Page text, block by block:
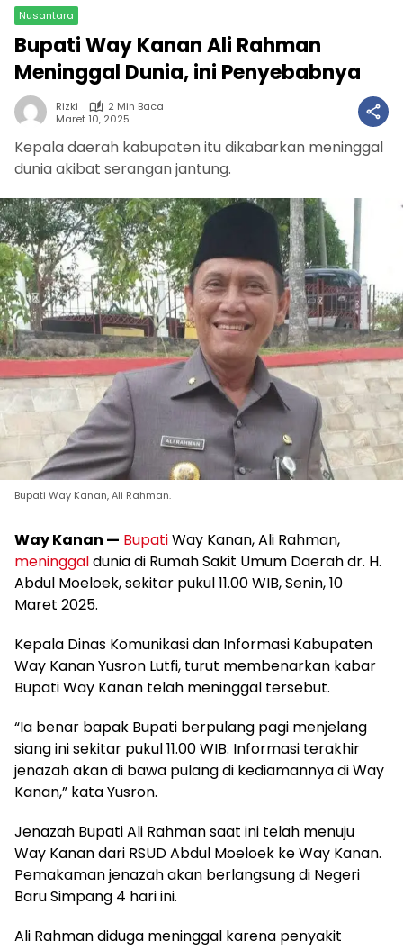
Nusantara
Bupati Way Kanan Ali Rahman
Meninggal Dunia, ini Penyebabnya
Rizki
2 Min Baca
Maret 10, 2025
Kepala daerah kabupaten itu dikabarkan meninggal
dunia akibat serangan jantung.
Bupati Way Kanan, Ali Rahman.
Way Kanan — BupatiWay Kanan, Ali Rahman,
meninggaldunia di Rumah Sakit Umum Daerah dr. H.
Abdul Moeloek, sekitar pukul 11.00 WIB, Senin, 10
Maret 2025.
Kepala Dinas Komunikasi dan Informasi Kabupaten
Way Kanan Yusron Lutfi, turut membenarkan kabar
Bupati Way Kanan telah meninggal tersebut.
“Ia benar bapak Bupati berpulang pagi menjelang
siang ini sekitar pukul 11.00 WIB. Informasi terakhir
jenazah akan di bawa pulang di kediamannya di Way
Kanan,” kata Yusron.
Jenazah Bupati Ali Rahman saat ini telah menuju
Way Kanan dari RSUD Abdul Moeloek ke Way Kanan.
Pemakaman jenazah akan berlangsung di Negeri
Baru Simpang 4 hari ini.
Ali Rahman diduga meninggal karena penyakit